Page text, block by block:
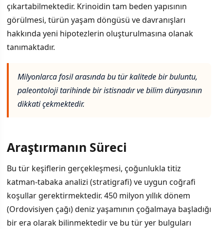
çıkartabilmektedir. Krinoidin tam beden yapısının
görülmesi, türün yaşam döngüsü ve davranışları
hakkında yeni hipotezlerin oluşturulmasına olanak
tanımaktadır.
Milyonlarca fosil arasında bu tür kalitede bir buluntu,
paleontoloji tarihinde bir istisnadır ve bilim dünyasının
dikkati çekmektedir.
Araştırmanın Süreci
Bu tür keşiflerin gerçekleşmesi, çoğunlukla titiz
katman-tabaka analizi (stratigrafi) ve uygun coğrafi
koşullar gerektirmektedir. 450 milyon yıllık dönem
(Ordovisiyen çağı) deniz yaşamının çoğalmaya başladığı
bir era olarak bilinmektedir ve bu tür yer bulguları